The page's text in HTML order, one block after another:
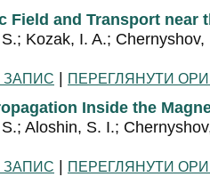
Field and Transport near
Kozak, I. A.; Chernyshov,
ЗАПИС | ПЕРЕГЛЯНУТИ
Inside the
Aloshin, S. I.;
ЗАПИС | ПЕРЕГЛЯНУТИ